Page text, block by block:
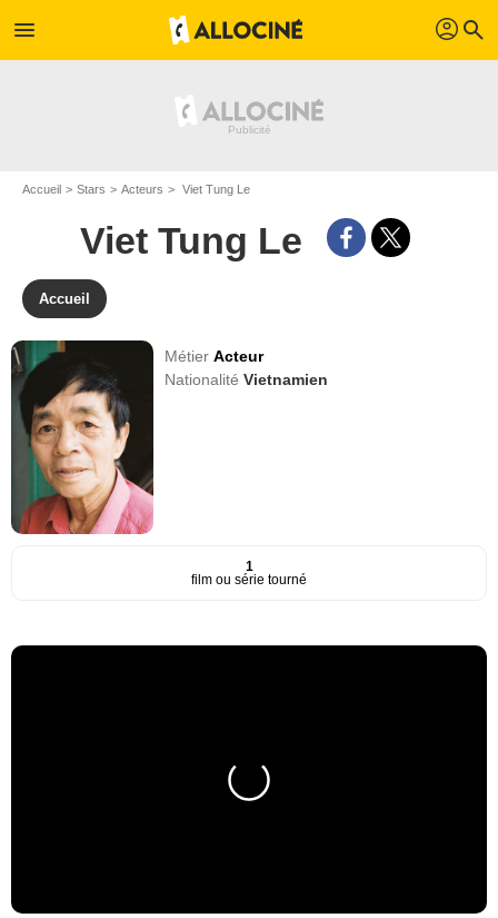
menu profil search
Accueil Stars Acteurs Viet Tung Le
Viet Tung Le
Accueil
MétierActeur
NationalitéVietnamien
1
film ou série tourné